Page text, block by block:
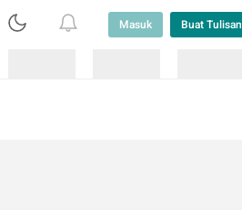
Masuk Buat Tulisan